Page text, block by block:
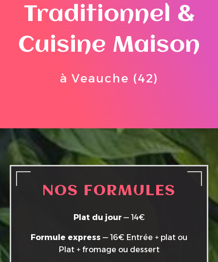
Traditionnel &
Cuisine Maison
à Veauche (42)
NOS FORMULES
Plat du jour— 14€
Formule express — 16€ Entrée + plat ou
Plat + fromage ou dessert